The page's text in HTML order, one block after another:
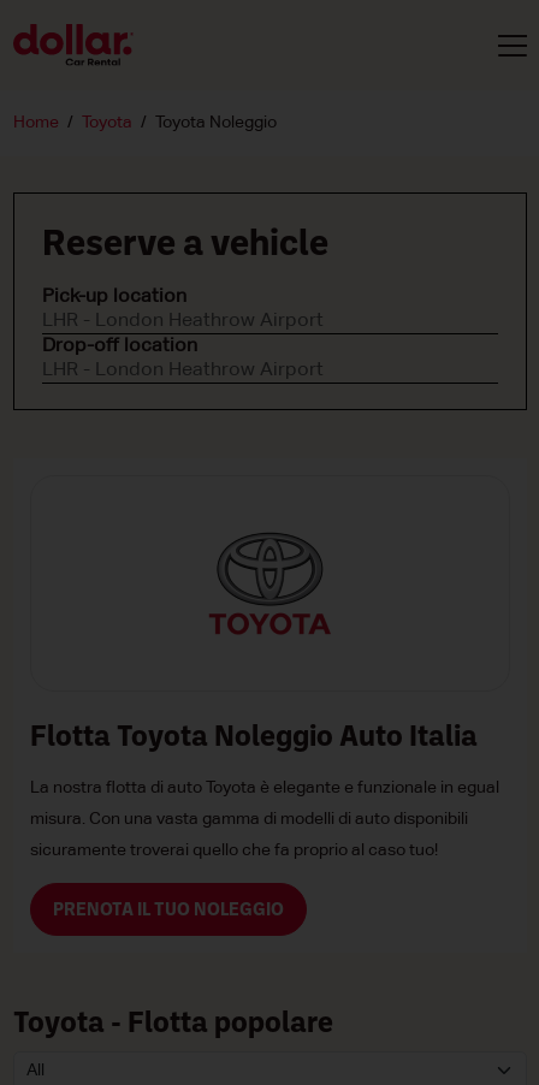
Home Toyota Toyota Noleggio
Reserve a vehicle
Pick-up location
LHR - London Heathrow Airport
Drop-off location
LHR - London Heathrow Airport
Flotta Toyota Noleggio Auto Italia
La nostra flotta di auto Toyota è elegante e funzionale in egual
misura. Con una vasta gamma di modelli di auto disponibili
sicuramente troverai quello che fa proprio al caso tuo!
PRENOTA IL TUO NOLEGGIO
Toyota - Flotta popolare